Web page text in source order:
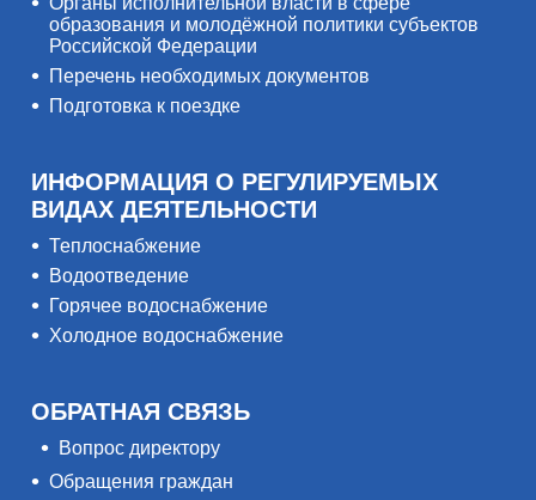
образования и молодёжной политики субъектов
Российской Федерации
Перечень необходимых документов
Подготовка к поездке
ИНФОРМАЦИЯ О РЕГУЛИРУЕМЫХ
ВИДАХ ДЕЯТЕЛЬНОСТИ
Теплоснабжение
Водоотведение
Горячее водоснабжение
Холодное водоснабжение
ОБРАТНАЯ СВЯЗЬ
Вопрос директору
Обращения граждан